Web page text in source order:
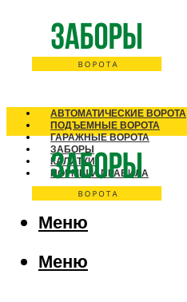
АВТОМАТИЧЕСКИЕ ВОРОТА
ПОДЪЕМНЫЕ ВОРОТА
ГАРАЖНЫЕ ВОРОТА
ЗАБОРЫ
КАЛИТКИ
НОРМЫ И ПРАВИЛА
Меню
Меню